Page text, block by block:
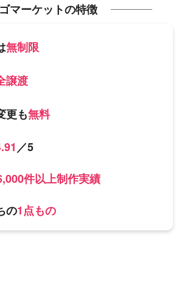
マーケットの特徴
無制限
譲渡
更も無料
／5
件以上制作実績
の1点もの